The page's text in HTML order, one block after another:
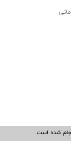
شده است.​​​​​​​